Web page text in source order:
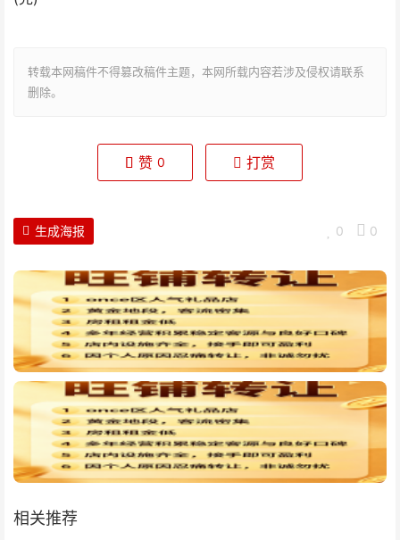
转载本网稿件不得篡改稿件主题，本网所载内容若涉及侵权请联系
删除。
赞 0 打赏
0 0
生成海报
相关推荐